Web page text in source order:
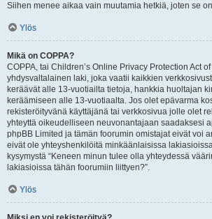
Siihen menee aikaa vain muutamia hetkiä, joten se
Ylös
Mikä on COPPA?
COPPA, tai Children’s Online Privacy Protection Act
yhdysvaltalainen laki, joka vaatii kaikkien
keräävät alle 13-vuotiailta tietoja, hankkia huoltajan
keräämiseen alle 13-vuotiaalta. Jos olet epävarma
rekisteröityvänä käyttäjänä tai verkkosivua jolle olet
yhteyttä oikeudelliseen neuvonantajaan saadaksesi
phpBB Limited ja tämän foorumin omistajat eivät voi
eivät ole yhteyshenkilöitä minkäänlaisissa
kysymystä “Keneen minun tulee olla yhteydessä
lakiasioissa tähän foorumiin liittyen?”.
Ylös